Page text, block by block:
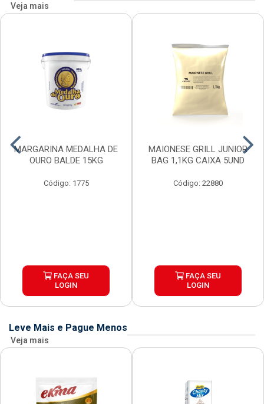
Veja mais
MARGARINA MEDALHA DE
OURO BALDE 15KG
Código: 1775
FAÇA SEU
LOGIN
MAIONESE GRILL JUNIOR
BAG 1,1KG CAIXA 5UND
Código: 22880
FAÇA SEU
LOGIN
Leve Mais e Pague Menos
Veja mais